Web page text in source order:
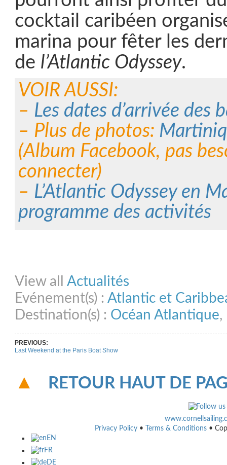
cocktail caribéen
marina pour fêter les
de l’Atlantic Odyssey.
VOIR AUSSI:
– Les dates d’arrivée des
– Plus de photos:
(Album Facebook, pas
connecter)
– L’Atlantic Odyssey en
programme des activités
View all Actualités
Evénement(s) : Atlantic et
Destination(s) : Océan Atlantique,
PREVIOUS:
Last Weekend at the Paris Boat Show
RETOUR HAUT DE
Privacy Policy • Terms & Conditions •
EN
FR
DE